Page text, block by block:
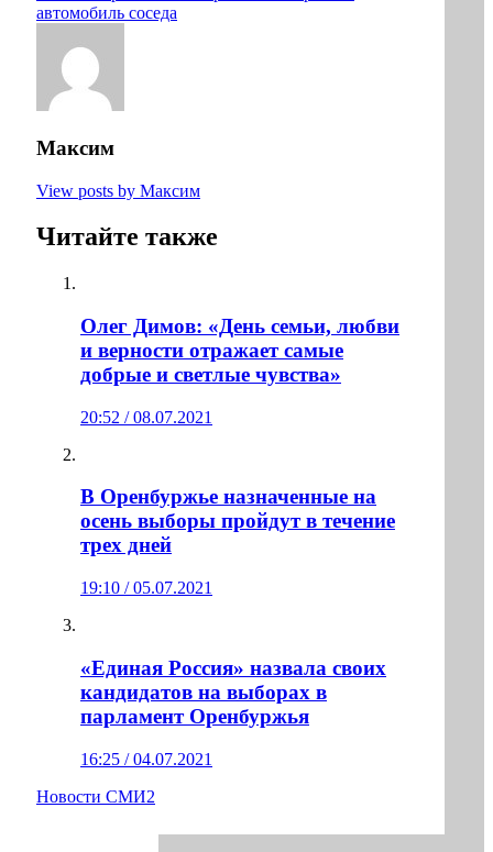
автомобиль соседа
Максим
View posts by Максим
Читайте также
Олег Димов: «День семьи, любви
и верности отражает самые
добрые и светлые чувства»
20:52 / 08.07.2021
В Оренбуржье назначенные на
осень выборы пройдут в течение
трех дней
19:10 / 05.07.2021
«Единая Россия» назвала своих
кандидатов на выборах в
парламент Оренбуржья
16:25 / 04.07.2021
Новости СМИ2